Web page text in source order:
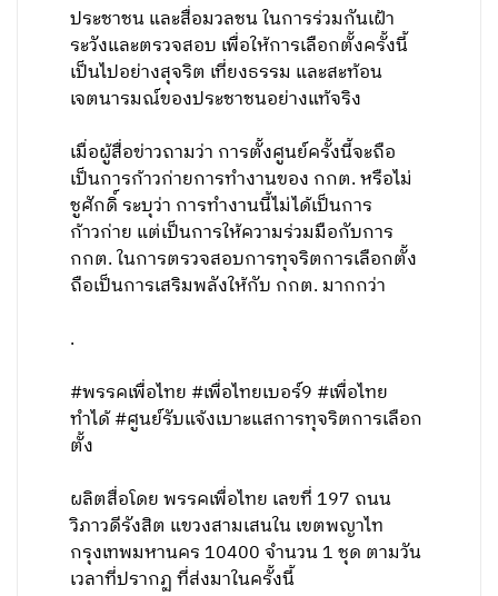
ประชาชน และสื่อมวลชน ในการร่วมกันเฝ้า
ระวังและตรวจสอบ เพื่อให้การเลือกตั้งครั้งนี้
เป็นไปอย่างสุจริต เที่ยงธรรม และสะท้อน
เจตนารมณ์ของประชาชนอย่างแท้จริง
เมื่อผู้สื่อข่าวถามว่า การตั้งศูนย์ครั้งนี้จะถือ
เป็นการก้าวก่ายการทำงานของ กกต. หรือไม่
ชูศักดิ์ ระบุว่า การทำงานนี้ไม่ได้เป็นการ
ก้าวก่าย แต่เป็นการให้ความร่วมมือกับการ
กกต. ในการตรวจสอบการทุจริตการเลือกตั้ง
ถือเป็นการเสริมพลังให้กับ กกต. มากกว่า
.
#พรรคเพื่อไทย #เพื่อไทยเบอร์9 #เพื่อไทย
ทำได้ #ศูนย์รับแจ้งเบาะแสการทุจริตการเลือก
ตั้ง
ผลิตสื่อโดย พรรคเพื่อไทย เลขที่ 197 ถนน
วิภาวดีรังสิต แขวงสามเสนใน เขตพญาไท
กรุงเทพมหานคร 10400 จำนวน 1 ชุด ตามวัน
เวลาที่ปรากฏ ที่ส่งมาในครั้งนี้